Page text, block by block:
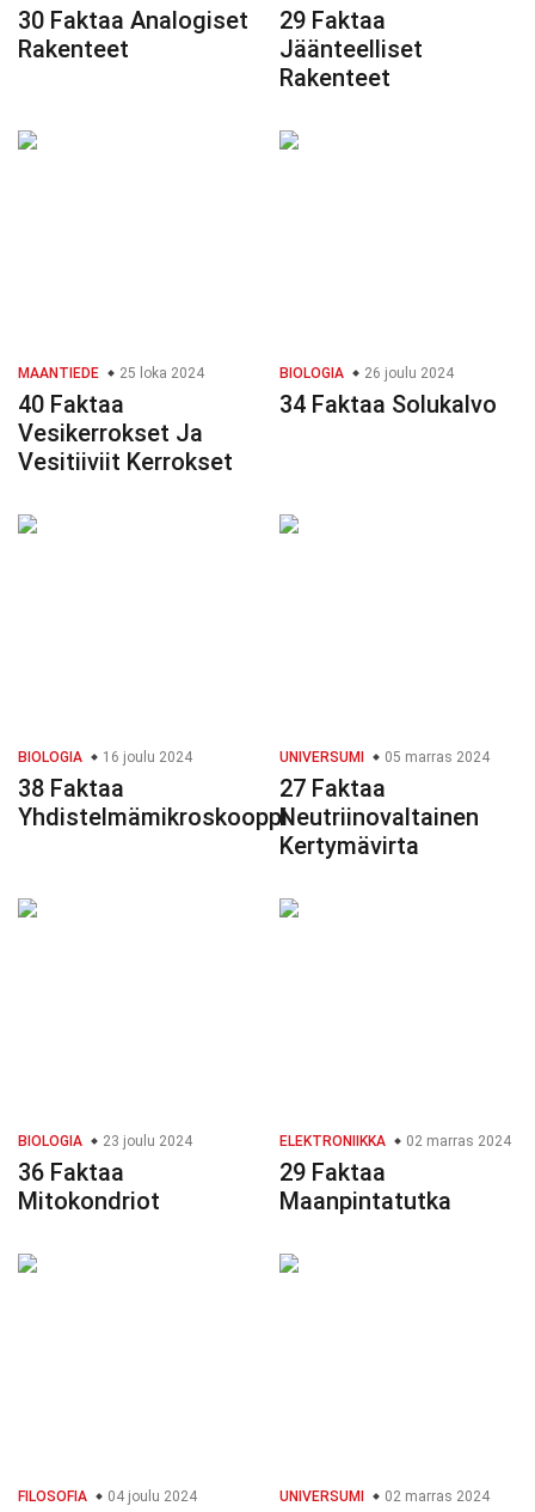
30 Faktaa Analogiset
Rakenteet
29 Faktaa
Jäänteelliset
Rakenteet
MAANTIEDE 25 loka 2024
40 Faktaa
Vesikerrokset Ja
Vesitiiviit Kerrokset
BIOLOGIA 26 joulu 2024
34 Faktaa Solukalvo
BIOLOGIA 16 joulu 2024
38 Faktaa
Yhdistelmämikroskooppi
UNIVERSUMI 05 marras 2024
27 Faktaa
Neutriinovaltainen
Kertymävirta
BIOLOGIA 23 joulu 2024
36 Faktaa
Mitokondriot
ELEKTRONIIKKA 02 marras 2024
29 Faktaa
Maanpintatutka
FILOSOFIA 04 joulu 2024 UNIVERSUMI 02 marras 2024